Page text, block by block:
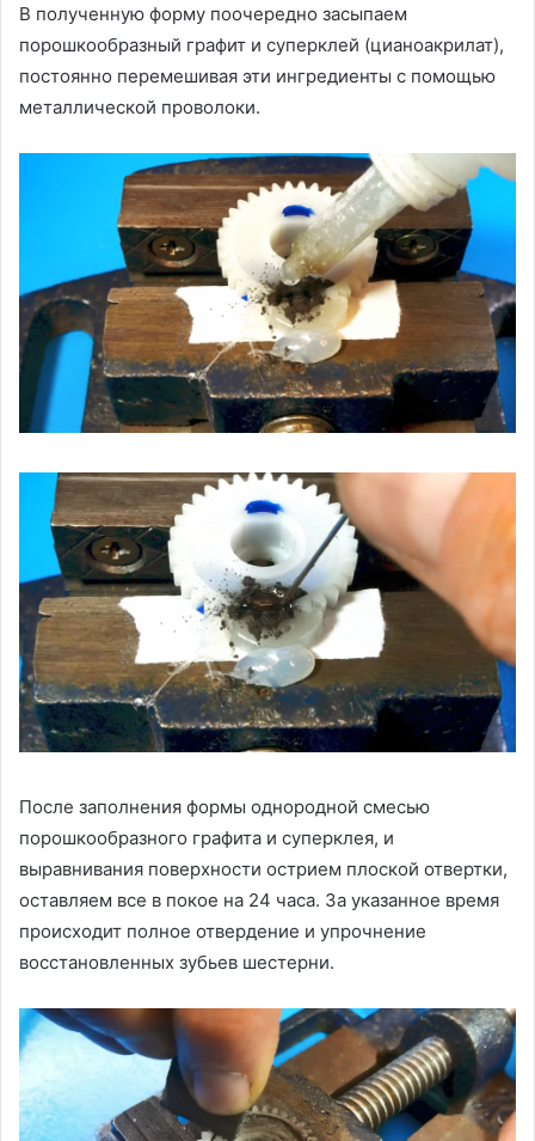
В полученную форму поочередно засыпаем
порошкообразный графит и суперклей (цианоакрилат),
постоянно перемешивая эти ингредиенты с помощью
металлической проволоки.
После заполнения формы однородной смесью
порошкообразного графита и суперклея, и
выравнивания поверхности острием плоской отвертки,
оставляем все в покое на 24 часа. За указанное время
происходит полное отвердение и упрочнение
восстановленных зубьев шестерни.